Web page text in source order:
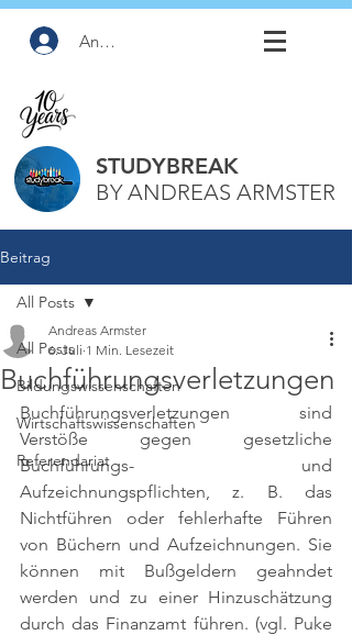
Anmelden
STUDYBREAK
BY ANDREAS ARMSTER
Beitrag
All Posts
Bildungswissenschaften
Wirtschaftswissenschaften
Referendariat
All Posts
Buchführungsverletzungen
Andreas Armster
6. Juli 1 Min. Lesezeit
Buchführungsverletzungen sind
Verstöße gegen gesetzliche
Buchführungs- und
Aufzeichnungspflichten, z. B. das
Nichtführen oder fehlerhafte Führen
von Büchern und Aufzeichnungen. Sie
können mit Bußgeldern geahndet
werden und zu einer Hinzuschätzung
durch das Finanzamt führen. (vgl. Puke